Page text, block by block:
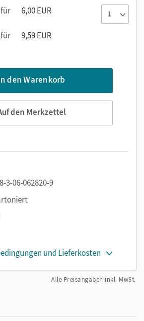
6,00 EUR
9,59 EUR
den Warenkorb
den Merkzettel
3-06-062820-9
und Lieferkosten
Alle Preisangaben inkl. MwSt.